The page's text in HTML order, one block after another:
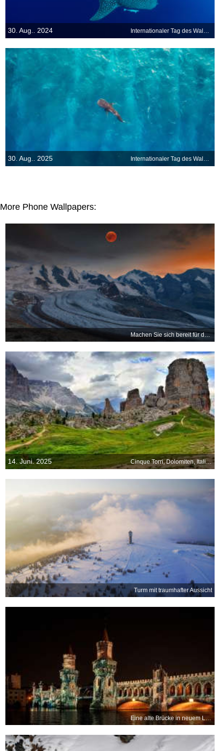
30. Aug.. 2024 Internationaler Tag des Walhais
30. Aug.. 2025
More Phone Wallpapers:
Machen Sie sich bereit für den Blutmond
14. Juni. 2025 Cinque Torri, Dolomiten, Italien
Turm mit traumhafter Aussicht
Eine alte Brücke in neuem Licht